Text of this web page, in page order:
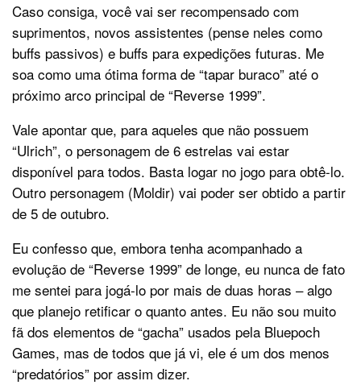
Caso consiga, você vai ser recompensado com
suprimentos, novos assistentes (pense neles como
buffs passivos) e buffs para expedições futuras. Me
soa como uma ótima forma de “tapar buraco” até o
próximo arco principal de “Reverse 1999”.
Vale apontar que, para aqueles que não possuem
“Ulrich”, o personagem de 6 estrelas vai estar
disponível para todos. Basta logar no jogo para obtê-lo.
Outro personagem (Moldir) vai poder ser obtido a partir
de 5 de outubro.
Eu confesso que, embora tenha acompanhado a
evolução de “Reverse 1999” de longe, eu nunca de fato
me sentei para jogá-lo por mais de duas horas – algo
que planejo retificar o quanto antes. Eu não sou muito
fã dos elementos de “gacha” usados pela Bluepoch
Games, mas de todos que já vi, ele é um dos menos
“predatórios” por assim dizer.